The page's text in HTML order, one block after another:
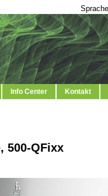
Info Center Kontakt
500-QFixx